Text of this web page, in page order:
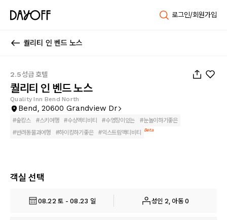
로그인/회원가입
퀄리티 인 벤드 노스
2.5성급 호텔
퀄리티 인 벤드 노스
Quality Inn Bend North
Bend, 20600 Grandview Dr
#숲캉스 #스키여행 #수상액티비티 #수영장이있는 #눈놀이하기좋은
#반려동물과여행 #하이킹하기좋은 #익스트림액티비티 Beta
객실 선택
08.22 토 - 08.23 일 성인 2, 아동 0